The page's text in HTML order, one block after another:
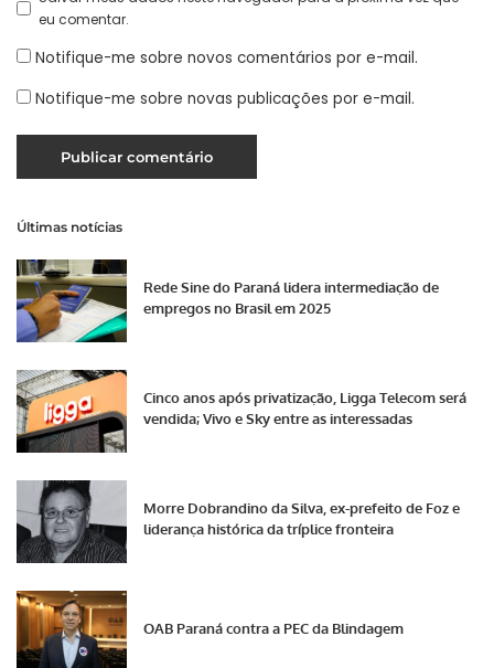
eu comentar.
Notifique-me sobre novos comentários por e-mail.
Notifique-me sobre novas publicações por e-mail.
Últimas notícias
Rede Sine do Paraná lidera intermediação de
empregos no Brasil em 2025
Cinco anos após privatização, Ligga Telecom será
vendida; Vivo e Sky entre as interessadas
Morre Dobrandino da Silva, ex-prefeito de Foz e
liderança histórica da tríplice fronteira
OAB Paraná contra a PEC da Blindagem